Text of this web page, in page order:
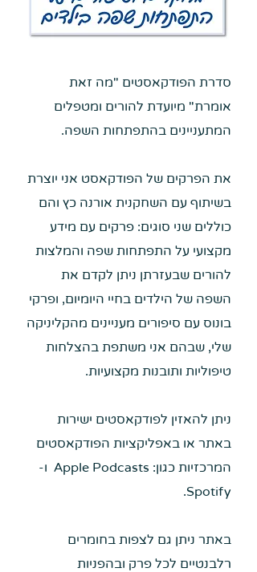
סדרת הפודקאסטים "מה זאת
אומרת" מיועדת להורים ומטפלים
המתעניינים בהתפתחות השפה.
את הפרקים של הפודקאסט אני יוצרת
בשיתוף עם השחקנית אורנה כץ והם
כוללים שני סוגים: פרקים עם מידע
מקצועי על התפתחות שפה והמלצות
להורים שבעזרתן ניתן לקדם את
השפה של הילדים בחיי היומיום, ופרקי
בונוס עם סיפורים מעניינים מהקליניקה
שלי, שבהם אני משתפת בהצלחות
טיפוליות ותובנות מקצועיות.
ניתן להאזין לפודקאסטים ישירות
באתר או באפליקציות הפודקאסטים
המרכזיות כגון: Apple Podcasts ו-
Spotify.
באתר ניתן גם לצפות בחומרים
רלבנטיים לכל פרק ובהפניות